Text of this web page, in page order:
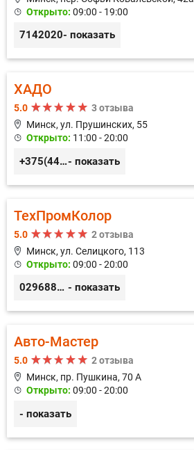
Открыто: 09:00 - 19:00
7142020- показать
ХАДО
5.0
3 отзыва
Минск, ул. Прушинских, 55
Открыто: 11:00 - 20:00
+375(44) 559-27-77- показать
ТехПромКолор
5.0
2 отзыва
Минск, ул. Селицкого, 113
Открыто: 09:00 - 20:00
0296889898 - показать
Авто-Мастер
5.0
2 отзыва
Минск, пр. Пушкина, 70 А
Открыто: 09:00 - 20:00
- показать